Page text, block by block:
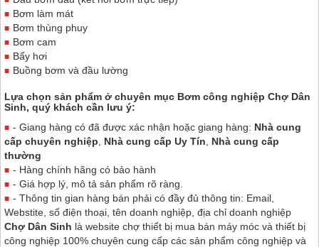
Bơm làm mát
Bơm thùng phuy
Bơm cam
Bẩy hơi
Buồng bơm và đầu lường
Lựa chọn sản phẩm ở chuyên mục Bơm công nghiệp Chợ Dân
Sinh, quý khách cần lưu ý:
- Giang hàng có đã được xác nhận hoặc giang hàng: Nhà cung
cấp chuyên nghiệp
Nhà cung cấp Uy Tín
Nhà cung cấp
thường
- Hàng chính hãng có bảo hành
- Giá hợp lý, mô tả sản phẩm rõ ràng.
- Thông tin gian hàng bán phải có đầy đủ thông tin: Email,
Webstite, số điện thoại, tên doanh nghiệp, địa chỉ doanh nghiệp
Chợ Dân Sinh là website chợ thiết bị mua bán máy móc và thiết bị
công nghiệp 100% chuyên cung cấp các sản phẩm công nghiệp và